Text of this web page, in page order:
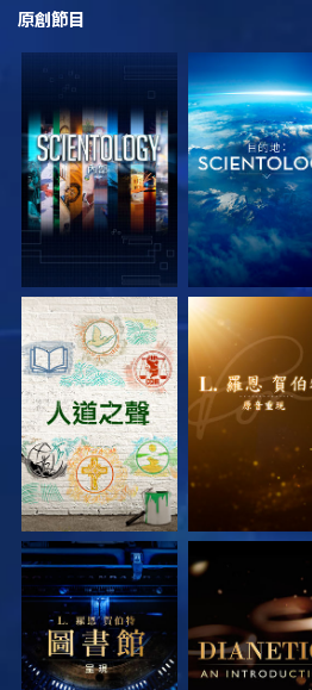
原創節目
探索系列節目 探索系列節目
探索系列節目 探索系列節目